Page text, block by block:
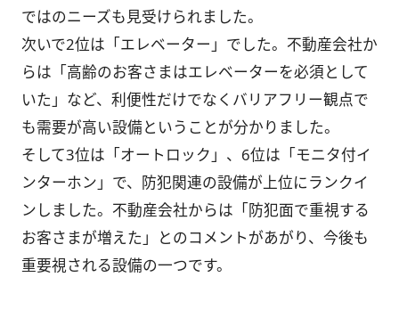
ではのニーズも見受けられました。
次いで2位は「エレベーター」でした。不動産会社か
らは「高齢のお客さまはエレベーターを必須として
いた」など、利便性だけでなくバリアフリー観点で
も需要が高い設備ということが分かりました。
そして3位は「オートロック」、6位は「モニタ付イ
ンターホン」で、防犯関連の設備が上位にランクイ
ンしました。不動産会社からは「防犯面で重視する
お客さまが増えた」とのコメントがあがり、今後も
重要視される設備の一つです。